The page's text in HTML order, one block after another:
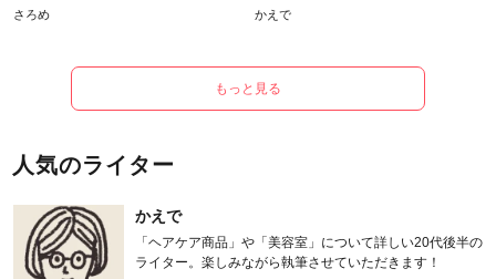
さろめ かえで
もっと見る
人気のライター
かえで
「ヘアケア商品」や「美容室」について詳しい20代後半の
ライター。楽しみながら執筆させていただきます！